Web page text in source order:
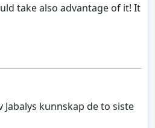
take also advantage of it! It
kunnskap de to siste